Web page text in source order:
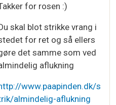
vrang maskerafStine
for rosen :)
skal blot strikke vrang i
for ret og så ellers
det samme som ved
aflukning
www.paapinden.dk/s
almindelig-aflukning